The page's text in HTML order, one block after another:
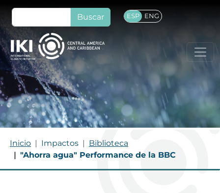
Pasar al contenido principal
Buscar ESP ENG
Ruta de navegación
Inicio Impactos
Biblioteca
"Ahorra agua" Performance de la BBC